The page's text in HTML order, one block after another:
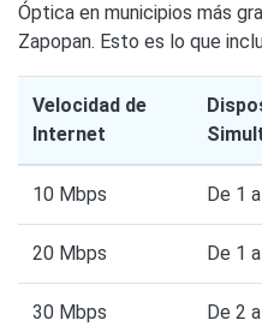
Óptica en municipios más
Zapopan. Esto es lo que
Velocidad de
Internet
10 Mbps De 1
20 Mbps De 1
30 Mbps De 2